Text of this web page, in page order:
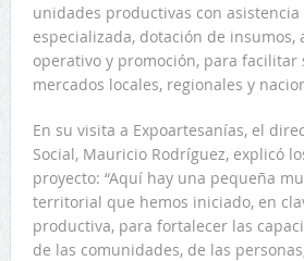
unidades productivas con
especializada, dotación de insumos,
operativo y promoción, para facilitar
mercados locales, regionales y
En su visita a Expoartesanías, el
Social, Mauricio Rodríguez, explicó
proyecto: “Aquí hay una pequeña
territorial que hemos iniciado, en
productiva, para fortalecer las
de las comunidades, de las